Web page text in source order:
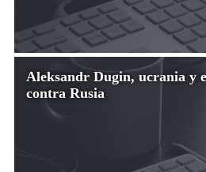
Aleksandr Dugin, ucrania y
contra Rusia